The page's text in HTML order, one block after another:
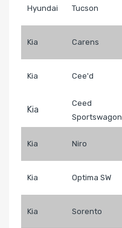
Hyundai Tucson
Kia Carens
Kia Cee'd
Kia
Ceed
Sportswagon
Kia Niro
Kia Optima SW
Kia Sorento